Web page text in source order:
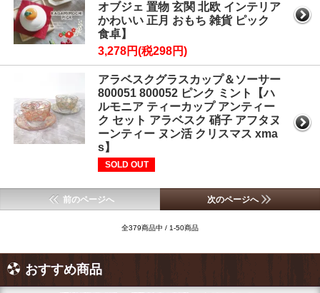
オブジェ 置物 玄関 北欧 インテリア
かわいい 正月 おもち 雑貨 ピック
食卓】
3,278円(税298円)
アラベスクグラスカップ＆ソーサー
800051 800052 ピンク ミント【ハ
ルモニア ティーカップ アンティー
ク セット アラベスク 硝子 アフタヌ
ーンティー ヌン活 クリスマス xma
s】
SOLD OUT
前のページへ 次のページへ
全379商品中 / 1-50商品
おすすめ商品